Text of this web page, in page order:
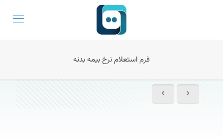
فرم استعلام نرخ بیمه بدنه